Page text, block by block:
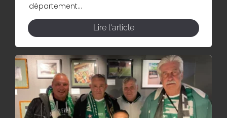
département...
Lire l'article